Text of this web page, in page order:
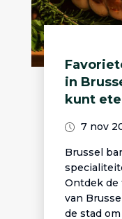
in
kunt
7 nov
Brussel
Ontdek de
van
de stad om